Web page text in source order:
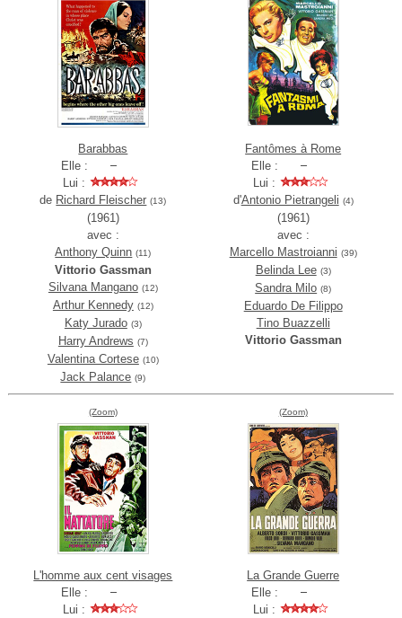
Barabbas
Elle :
Lui :
de Richard Fleischer (13)
(1961)
avec :
Anthony Quinn (11)
Vittorio Gassman
Silvana Mangano (12)
Arthur Kennedy (12)
Katy Jurado (3)
Harry Andrews (7)
Valentina Cortese (10)
Jack Palance (9)
Fantômes à Rome
Elle :
Lui :
d'Antonio Pietrangeli (4)
(1961)
avec :
Marcello Mastroianni (39)
Belinda Lee (3)
Sandra Milo (8)
Eduardo De Filippo
Tino Buazzelli
Vittorio Gassman
(Zoom)
L'homme aux cent visages
Elle :
Lui :
(Zoom)
La Grande Guerre
Elle :
Lui :